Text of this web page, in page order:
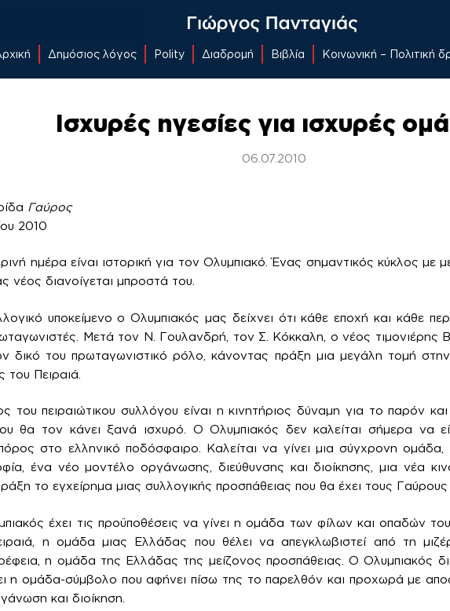
Δημόσιος λόγος Polity Διαδρομή Βιβλία Κοινωνική – Πολιτική
Ισχυρές ηγεσίες για ισχυρές
06.07.2010
Γαύρος
2010
ημέρα είναι ιστορική για τον Ολυμπιακό. Ένας σημαντικός κύκλος με
νέος διανοίγεται μπροστά του.
υποκείμενο ο Ολυμπιακός μας δείχνει ότι κάθε εποχή και κάθε
Μετά τον Ν. Γουλανδρή, τον Σ. Κόκκαλη, ο νέος τιμονιέρης
δικό του πρωταγωνιστικό ρόλο, κάνοντας πράξη μια μεγάλη τομή στην
του Πειραιά.
του πειραιώτικου συλλόγου είναι η κινητήριος δύναμη για το παρόν
θα τον κάνει ξανά ισχυρό. Ο Ολυμπιακός δεν καλείται σήμερα να
στο ελληνικό ποδόσφαιρο. Καλείται να γίνει μια σύγχρονη
ένα νέο μοντέλο οργάνωσης, διεύθυνσης και διοίκησης, μια νέα
το εγχείρημα μιας συλλογικής προσπάθειας που θα έχει τους
έχει τις προϋποθέσεις να γίνει η ομάδα των φίλων και οπαδών
η ομάδα μιας Ελλάδας που θέλει να απεγκλωβιστεί από τη
η ομάδα της Ελλάδας της μείζονος προσπάθειας. Ο Ολυμπιακός
η ομάδα-σύμβολο που αφήνει πίσω της το παρελθόν και προχωρά με
και διοίκηση.